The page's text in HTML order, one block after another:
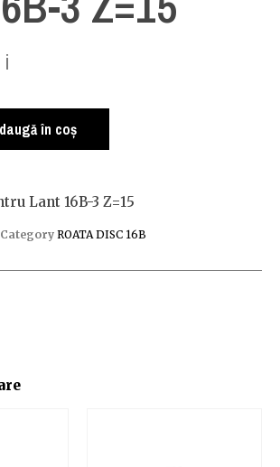
în coș
Lant 16B-3 Z=15
Category ROATA DISC 16B